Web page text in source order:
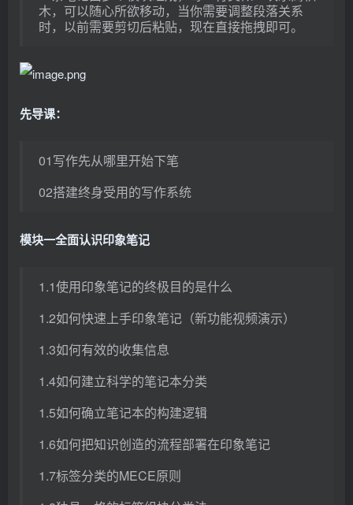
木，可以随心所欲移动，当你需要调整段落关系
时，以前需要剪切后粘贴，现在直接拖拽即可。
先导课：
01写作先从哪里开始下笔
02搭建终身受用的写作系统
模块一全面认识印象笔记
1.1使用印象笔记的终极目的是什么
1.2如何快速上手印象笔记（新功能视频演示）
1.3如何有效的收集信息
1.4如何建立科学的笔记本分类
1.5如何确立笔记本的构建逻辑
1.6如何把知识创造的流程部署在印象笔记
1.7标签分类的MECE原则